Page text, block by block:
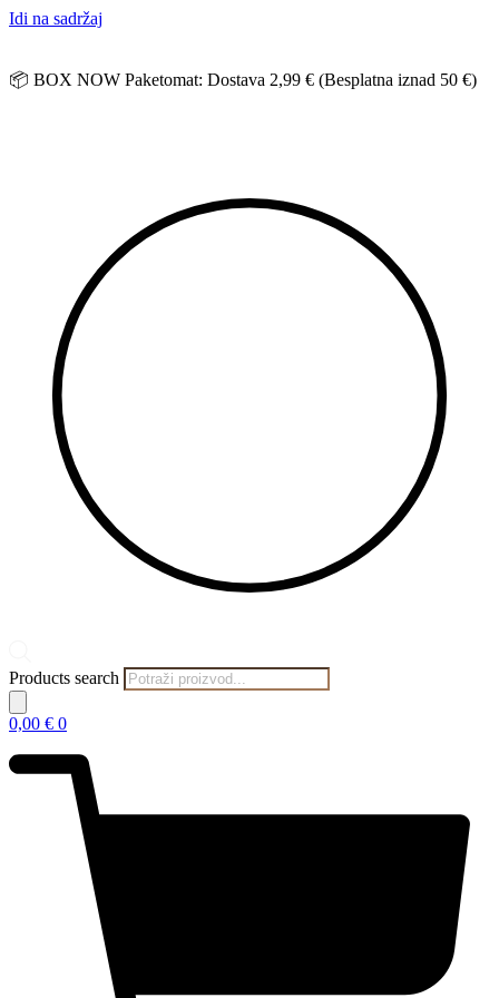
Idi na sadržaj
📦 BOX NOW Paketomat: Dostava 2,99 € (Besplatna iznad 50 €)
Products search
0,00 € 0